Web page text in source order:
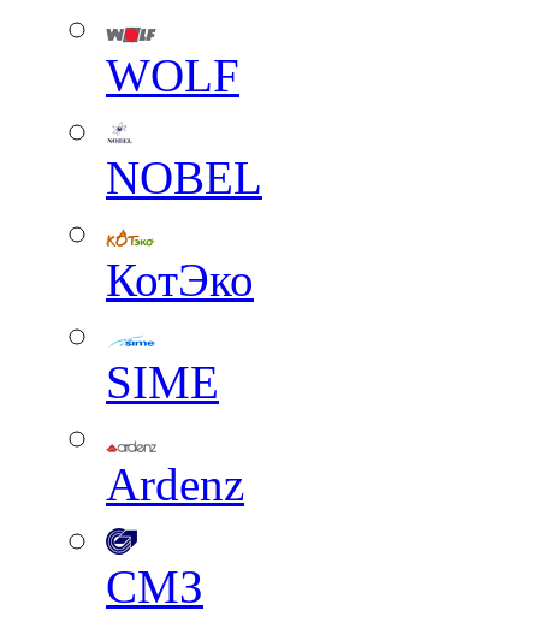
WOLF
NOBEL
КотЭко
SIME
Ardenz
СМЗ